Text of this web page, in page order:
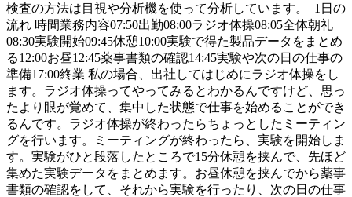
検査の方法は目視や分析機を使って分析しています。 1日の
流れ 時間業務内容07:50出勤08:00ラジオ体操08:05全体朝礼
08:30実験開始09:45休憩10:00実験で得た製品データをまとめ
る12:00お昼12:45薬事書類の確認14:45実験や次の日の仕事の
準備17:00終業 私の場合、出社してはじめにラジオ体操をし
ます。ラジオ体操ってやってみるとわかるんですけど、思っ
たより眼が覚めて、集中した状態で仕事を始めることができ
るんです。ラジオ体操が終わったらちょっとしたミーティン
グを行います。ミーティングが終わったら、実験を開始しま
す。実験がひと段落したところで15分休憩を挟んで、先ほど
集めた実験データをまとめます。お昼休憩を挟んでから薬事
書類の確認をして、それから実験を行ったり、次の日の仕事